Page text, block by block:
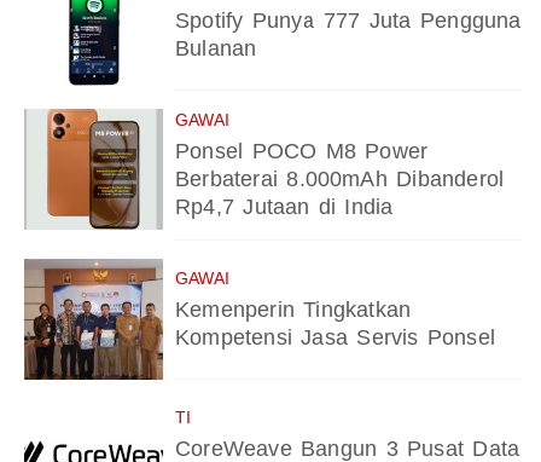
Spotify Punya 777 Juta Pengguna
Bulanan
GAWAI
Ponsel POCO M8 Power
Berbaterai 8.000mAh Dibanderol
Rp4,7 Jutaan di India
GAWAI
Kemenperin Tingkatkan
Kompetensi Jasa Servis Ponsel
TI
CoreWeave Bangun 3 Pusat Data